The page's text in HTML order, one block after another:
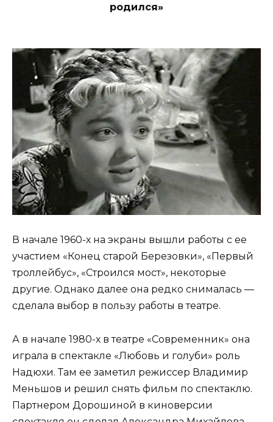
родился»
В начале 1960-х на экраны вышли работы с ее
участием «Конец старой Березовки», «Первый
троллейбус», «Строился мост», некоторые
другие. Однако далее она редко снималась —
сделала выбор в пользу работы в театре.
А в начале 1980-х в театре «Современник» она
играла в спектакле «Любовь и голуби» роль
Надюхи. Там ее заметил режиссер Владимир
Меньшов и решил снять фильм по спектаклю.
Партнером Дорошиной в киноверсии